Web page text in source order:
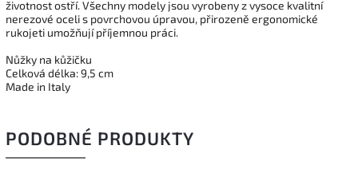
životnost ostří. Všechny modely jsou vyrobeny z vysoce kvalitní
nerezové oceli s povrchovou úpravou, přirozeně ergonomické
rukojeti umožňují příjemnou práci.
Nůžky na kůžičku
Celková délka: 9,5 cm
Made in Italy
PODOBNÉ PRODUKTY